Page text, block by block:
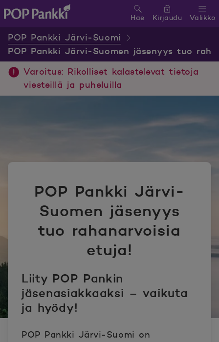
Valikko
Hae Kirjaudu
POP Pankki Järvi-Suomi
POP Pankki Järvi-Suomen jäsenyys tuo
Varoitus: Rikolliset kalastelevat tietoja
viesteillä ja puheluilla
POP Pankki Järvi-
Suomen jäsenyys
tuo rahanarvoisia
etuja!
Liity POP Pankin
jäsenasiakkaaksi – vaikuta
ja hyödy!
POP Pankki Järvi-Suomi on